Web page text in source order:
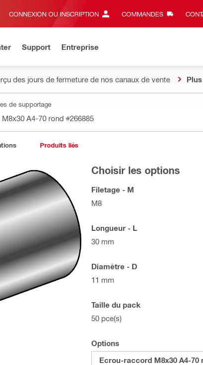
CONNEXION OU INSCRIPTION COMMANDES
Support Entreprise
des jours de fermeture de nos canaux de vente
de supportage
A4-70 rond #266885
Produits liés
Choisir les options
Filetage - M
M8
Longueur - L
30 mm
Diamètre - D
11 mm
Taille du pack
50 pce(s)
Options
Ecrou-raccord M8x30 A4-70